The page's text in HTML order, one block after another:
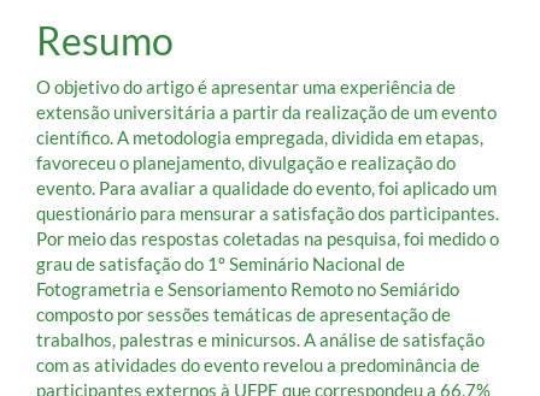
Resumo
O objetivo do artigo é apresentar uma experiência de
extensão universitária a partir da realização de um evento
científico. A metodologia empregada, dividida em etapas,
favoreceu o planejamento, divulgação e realização do
evento. Para avaliar a qualidade do evento, foi aplicado um
questionário para mensurar a satisfação dos participantes.
Por meio das respostas coletadas na pesquisa, foi medido o
grau de satisfação do 1º Seminário Nacional de
Fotogrametria e Sensoriamento Remoto no Semiárido
composto por sessões temáticas de apresentação de
trabalhos, palestras e minicursos. A análise de satisfação
com as atividades do evento revelou a predominância de
participantes externos à UFPE que correspondeu a 66,7%